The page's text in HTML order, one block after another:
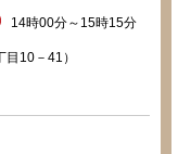
14時00分～15時15分
10－41）